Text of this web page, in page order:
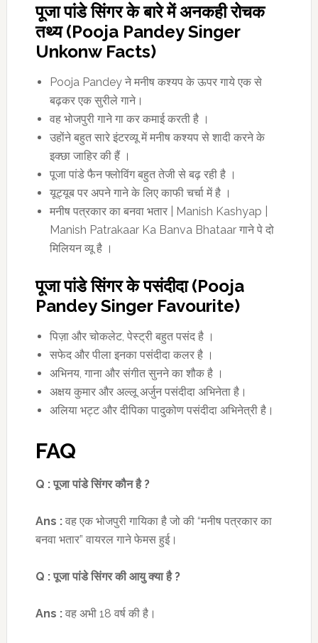
पूजा पांडे सिंगर के बारे में अनकही रोचक
तथ्य (Pooja Pandey Singer
Unkonw Facts)
Pooja Pandey ने मनीष कश्यप के ऊपर गाये एक से
बढ़कर एक सुरीले गाने।
वह भोजपुरी गाने गा कर कमाई करती है ।
उहोंने बहुत सारे इंटरव्यू में मनीष कश्यप से शादी करने के
इक्छा जाहिर की हैं ।
पूजा पांडे फैन फ्लोविंग बहुत तेजी से बढ़ रही है ।
यूट्यूब पर अपने गाने के लिए काफी चर्चा में है ।
मनीष पत्रकार का बनवा भतार | Manish Kashyap |
Manish Patrakaar Ka Banva Bhataar गाने पे दो
मिलियन व्यू है ।
पूजा पांडे सिंगर के पसंदीदा (Pooja
Pandey Singer Favourite)
पिज़ा और चोकलेट, पेस्ट्री बहुत पसंद है ।
सफेद और पीला इनका पसंदीदा कलर है ।
अभिनय, गाना और संगीत सुनने का शौक है ।
अक्षय कुमार और अल्लू अर्जुन पसंदीदा अभिनेता है।
अलिया भट्ट और दीपिका पादुकोण पसंदीदा अभिनेत्री है।
FAQ
Q :पूजा पांडे सिंगर कौन है ?
Ans :वह एक भोजपुरी गायिका है जो की “मनीष पत्रकार का
बनवा भतार” वायरल गाने फेमस हुई।
Q :पूजा पांडे सिंगर की आयु क्या है ?
Ans :वह अभी 18 वर्ष की है।